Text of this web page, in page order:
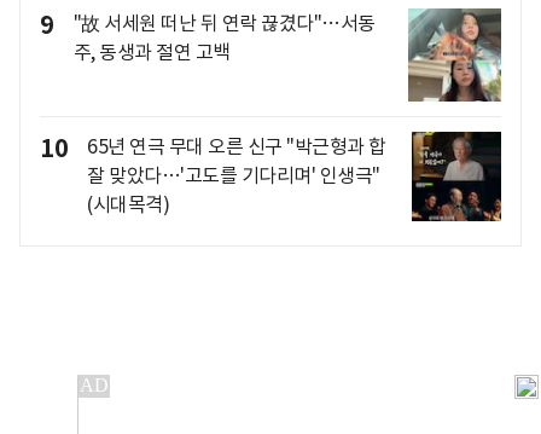
9
"故 서세원 떠난 뒤 연락 끊겼다"…서동
주, 동생과 절연 고백
10
65년 연극 무대 오른 신구 "박근형과 합
잘 맞았다…'고도를 기다리며' 인생극"
(시대목격)